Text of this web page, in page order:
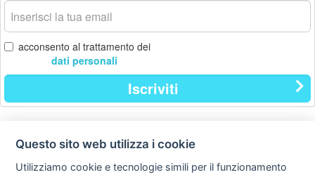
La
tua
email
acconsento al trattamento dei
dati personali
Iscriviti
Contatti
Privacy
Questo sito web utilizza i cookie
Utilizziamo cookie e tecnologie simili per il funzionamento